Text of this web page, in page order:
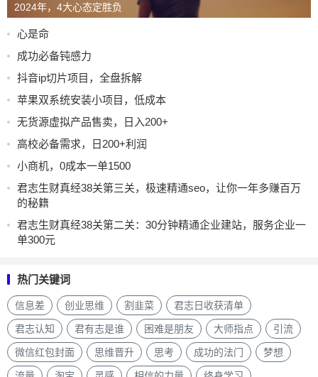
2024年，4大心态定胜负
心是命
成功必备钝感力
抖音ip切片项目，全盘拆解
苹果双系统安装小项目，低成本
无货源虚拟产品售卖，日入200+
高校必备需求，日200+利润
小商机，0成本一单1500
君志生财真经38关第三关，极速精通seo，让你一年多赚百万
的秘籍
君志生财真经38关第二关：30分钟精通企业建站，服务企业一
单300元
热门关键词
信息差 创业思维 割韭菜 君志日收获清单
君志认知 君有志是谁 困难是朋友 大师指点 引流
微信红包封面 思维晋升 思考 成功的法门 梦想